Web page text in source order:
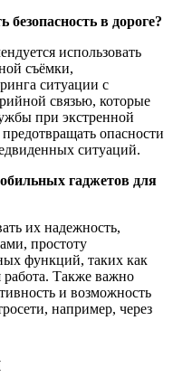
в дороге?
использовать
съёмки,
ситуации с
связью, которые
при экстренной
опасности
ситуаций.
гаджетов для
их надежность,
простоту
функций, таких как
Также важно
и возможность
например, через